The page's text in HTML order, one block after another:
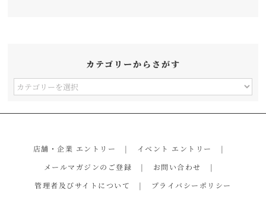
カテゴリーからさがす
カ
店舗・企業 エントリー
イベント エントリー
メールマガジンのご登録
お問い合わせ
管理者及びサイトについて
プライバシーポリシー